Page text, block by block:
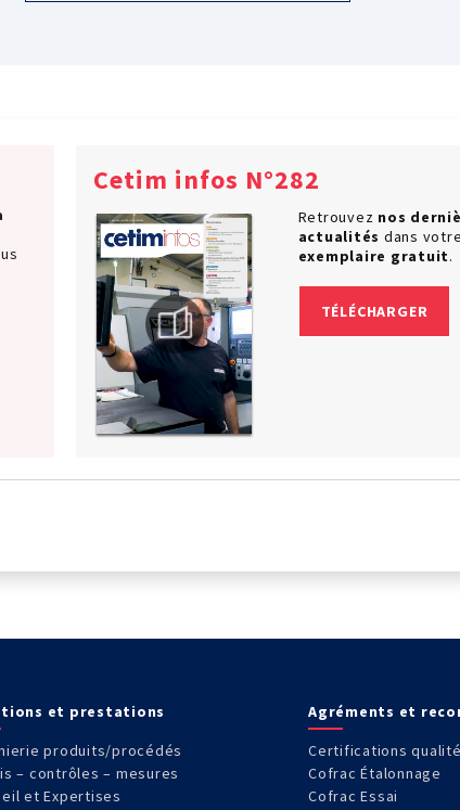
Cetim infos N°282
Retrouvez nos
actualités dans votre
exemplaire gratuit.
TÉLÉCHARGER
et prestations
produits/procédés
– contrôles – mesures
et Expertises
Agréments et
Certifications qualité
Cofrac Étalonnage
Cofrac Essai